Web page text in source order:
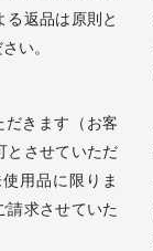
る返品は原則と
い。
きます（お客
とさせていただ
用品に限りま
請求させていた